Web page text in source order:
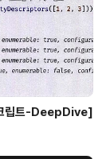
립트-DeepDive]